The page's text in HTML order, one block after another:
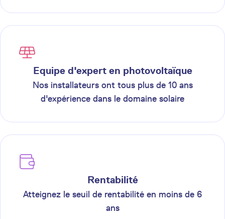
Equipe d'expert en photovoltaïque
Nos installateurs ont tous plus de 10 ans
d'expérience dans le domaine solaire
Rentabilité
Atteignez le seuil de rentabilité en moins de 6
ans